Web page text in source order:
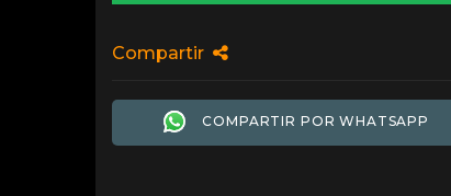
Compartir
COMPARTIR POR WHATSAPP